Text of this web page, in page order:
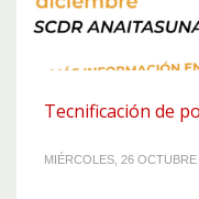
Tecnificación de
MIÉRCOLES, 26 OCTUBRE